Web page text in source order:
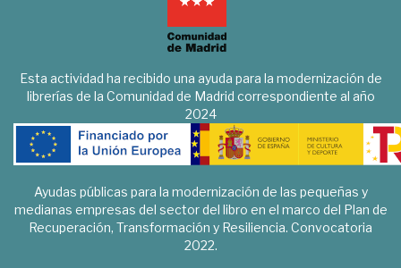
Esta actividad ha recibido una ayuda para la modernización de
librerías de la Comunidad de Madrid correspondiente al año
2024
Ayudas públicas para la modernización de las pequeñas y
medianas empresas del sector del libro en el marco del Plan de
Recuperación, Transformación y Resiliencia. Convocatoria
2022.